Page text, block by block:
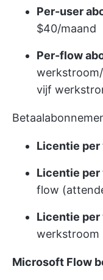
Per-user
$40/maand
Per-flow
vijf
Licentie
Licentie
flow
Licentie
werkstroom
Microsoft Flow